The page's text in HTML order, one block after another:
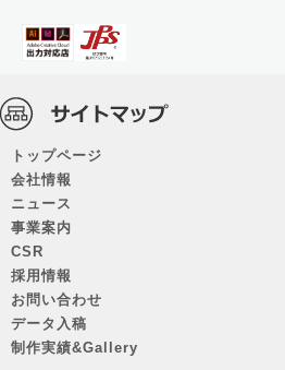
トップページ
会社情報
ニュース
事業案内
CSR
採用情報
お問い合わせ
データ入稿
制作実績&Gallery